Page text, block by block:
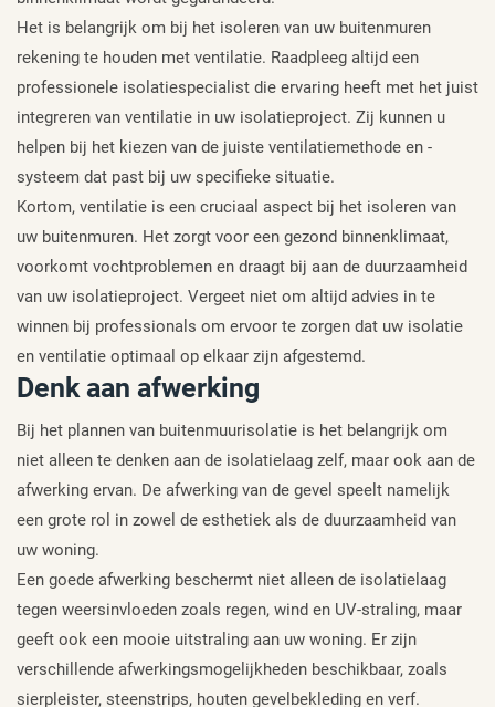
Het is belangrijk om bij het isoleren van uw buitenmuren
rekening te houden met ventilatie. Raadpleeg altijd een
professionele isolatiespecialist die ervaring heeft met het juist
integreren van ventilatie in uw isolatieproject. Zij kunnen u
helpen bij het kiezen van de juiste ventilatiemethode en -
systeem dat past bij uw specifieke situatie.
Kortom, ventilatie is een cruciaal aspect bij het isoleren van
uw buitenmuren. Het zorgt voor een gezond binnenklimaat,
voorkomt vochtproblemen en draagt bij aan de duurzaamheid
van uw isolatieproject. Vergeet niet om altijd advies in te
winnen bij professionals om ervoor te zorgen dat uw isolatie
en ventilatie optimaal op elkaar zijn afgestemd.
Denk aan afwerking
Bij het plannen van buitenmuurisolatie is het belangrijk om
niet alleen te denken aan de isolatielaag zelf, maar ook aan de
afwerking ervan. De afwerking van de gevel speelt namelijk
een grote rol in zowel de esthetiek als de duurzaamheid van
uw woning.
Een goede afwerking beschermt niet alleen de isolatielaag
tegen weersinvloeden zoals regen, wind en UV-straling, maar
geeft ook een mooie uitstraling aan uw woning. Er zijn
verschillende afwerkingsmogelijkheden beschikbaar, zoals
sierpleister, steenstrips, houten gevelbekleding en verf.